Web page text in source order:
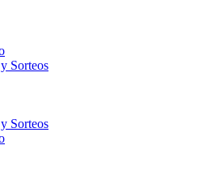
Sorteos
Sorteos